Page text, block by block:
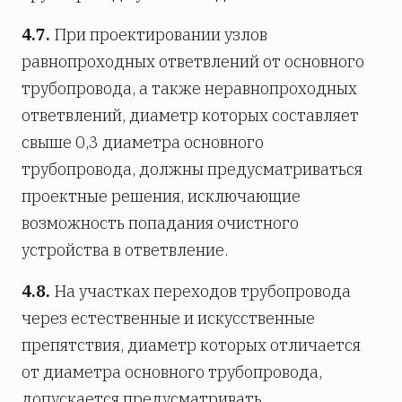
4.7. При проектировании узлов
равнопроходных ответвлений от основного
трубопровода, а также неравнопроходных
ответвлений, диаметр которых составляет
свыше 0,3 диаметра основного
трубопровода, должны предусматриваться
проектные решения, исключающие
возможность попадания очистного
устройства в ответвление.
4.8. На участках переходов трубопровода
через естественные и искусственные
препятствия, диаметр которых отличается
от диаметра основного трубопровода,